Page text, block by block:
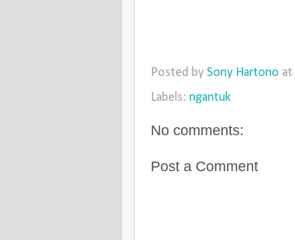
Posted by Sony Hartono at
Labels: ngantuk
No comments:
Post a Comment